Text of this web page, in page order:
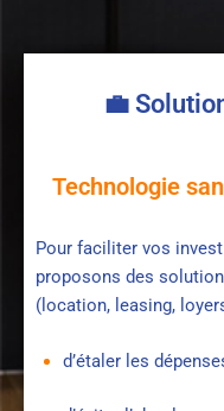
💼
Technologie
Pour faciliter vos
proposons des
(location, leasing,
d’étaler les